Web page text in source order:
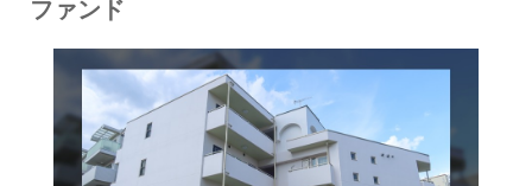
ファンド